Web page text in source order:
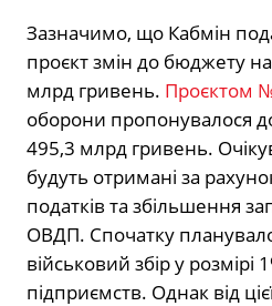
Зазначимо, що Кабмін
проєкт змін до бюджету
млрд гривень. Проєктом
оборони пропонувалося
495,3 млрд гривень.
будуть отримані за
податків та збільшення
ОВДП. Спочатку
військовий збір у розмірі
підприємств. Однак від